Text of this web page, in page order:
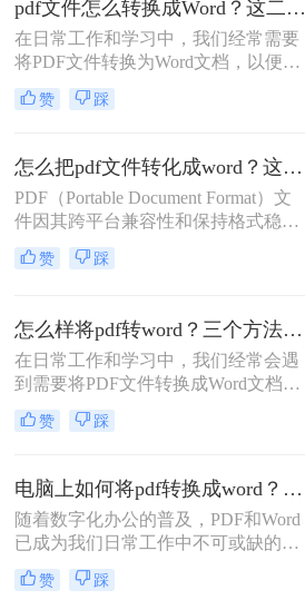
文件呢？下面，我将详细介绍几种将
PDF文件转化为Word文件的方法，帮
助您轻松应对各种场景。
pdf文件怎么转换成Word？这二个免费方法了解一下~
在日常工作和学习中，我们经常需要
将PDF文件转换为Word文档，以便于
编辑、修改或格式调整。那么PDF文
件怎么转换成Word呢？本文将为您介
详细解释每一步骤。
赞 踩
怎么把pdf文件转化成word？这三个方法让你快速操作！
PDF（Portable Document Format）文
件因其跨平台兼容性和保持格式稳定
性的特点，广泛应用于各个领域。然
而，当我们需要对PDF内容进行编辑
呢？下面将介绍三种常用的方法，帮
助您轻松实现PDF到Word的转换。
赞 踩
怎么样将pdf转word？三个方法帮你一键解决！
在日常工作和学习中，我们经常会遇
到需要将PDF文件转换成Word文档的
情况。因为PDF是一种相对固定的文
档格式，无法直接进行编辑和修改，
辑工具。那么怎么样将pdf转word
呢？本文将为你介绍三个简单而有效
的方法，帮助你顺利完成PDF转Word
的需求。
赞 踩
电脑上如何将pdf转换成word？这二个方法很实用！
随着数字化办公的普及，PDF和Word
已成为我们日常工作中不可或缺的两
种文件格式。PDF以其卓越的稳定性
和安全性，确保文件在任何设备上都
赞 踩